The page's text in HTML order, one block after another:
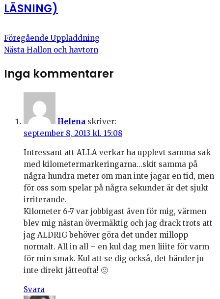
LÄSNING)
Föregående Uppladdning
Nästa Hallon och havtorn
Inga kommentarer
Helena skriver:
september 8, 2013 kl. 15:08
Intressant att ALLA verkar ha upplevt samma sak
med kilometermarkeringarna…skit samma på
några hundra meter om man inte jagar en tid, men
för oss som spelar på några sekunder är det sjukt
irriterande.
Kilometer 6-7 var jobbigast även för mig, värmen
blev mig nästan övermäktig och jag drack trots att
jag ALDRIG behöver göra det under millopp
normalt. All in all – en kul dag men liiite för varm
för min smak. Kul att se dig också, det händer ju
inte direkt jätteofta! 🙂
Svara